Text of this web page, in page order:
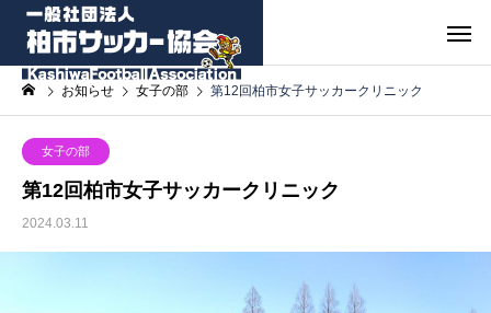
お知らせ 女子の部 第12回柏市女子サッカークリニック
女子の部
第12回柏市女子サッカークリニック
2024.03.11